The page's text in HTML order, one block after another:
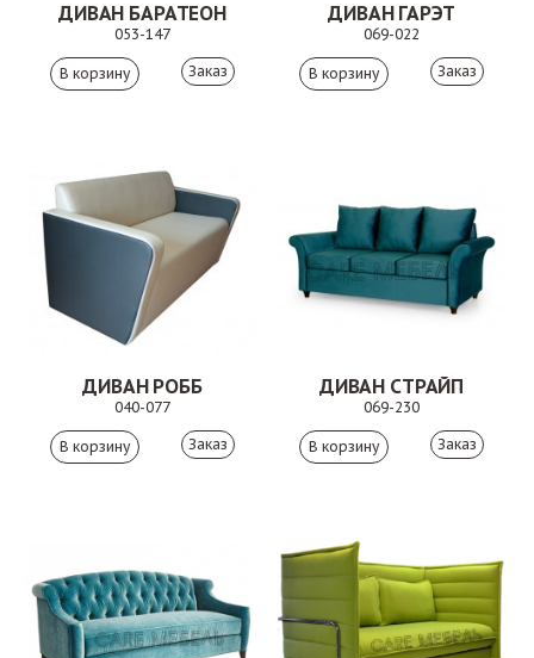
ДИВАН БАРАТЕОН
053-147
Заказ
ДИВАН ГАРЭТ
069-022
Заказ
ДИВАН РОББ
040-077
Заказ
ДИВАН СТРАЙП
069-230
Заказ